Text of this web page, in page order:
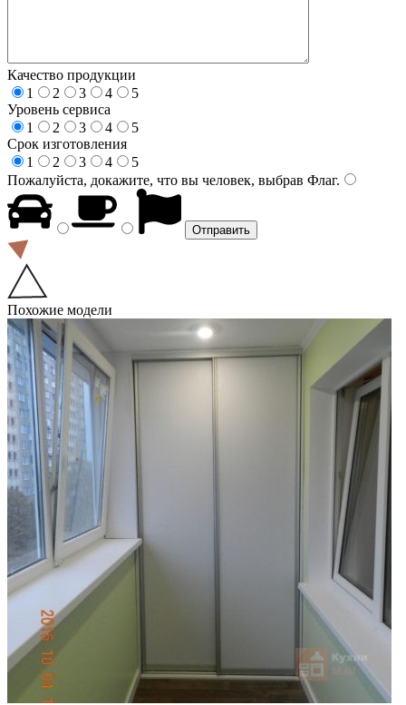
Качество продукции
1
2 3 4
5
Уровень сервиса
1
2 3 4
5
Срок изготовления
1
2 3 4
5
Пожалуйста, докажите, что вы человек, выбрав Флаг.
Похожие модели